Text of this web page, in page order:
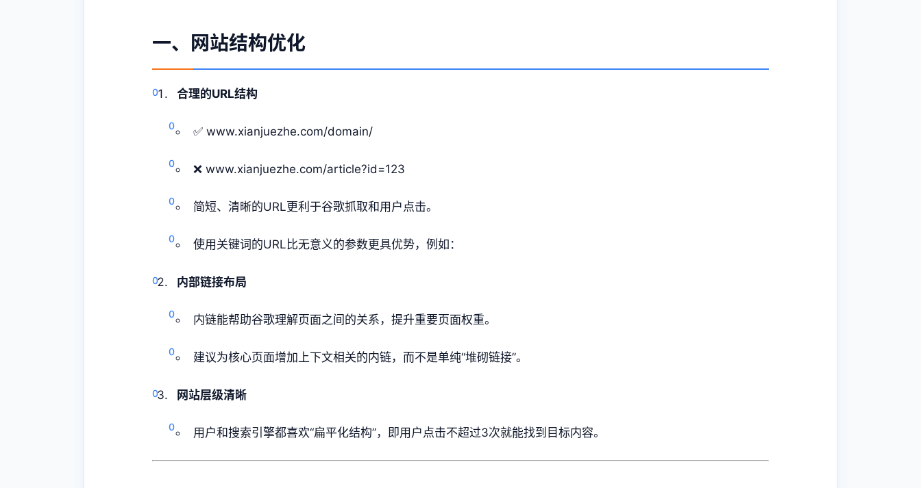
一、网站结构优化
合理的URL结构
✅ www.xianjuezhe.com/domain/
❌ www.xianjuezhe.com/article?id=123
简短、清晰的URL更利于谷歌抓取和用户点击。
使用关键词的URL比无意义的参数更具优势，例如：
内部链接布局
内链能帮助谷歌理解页面之间的关系，提升重要页面权重。
建议为核心页面增加上下文相关的内链，而不是单纯“堆砌链接”。
网站层级清晰
用户和搜索引擎都喜欢“扁平化结构”，即用户点击不超过3次就能找到目标内容。